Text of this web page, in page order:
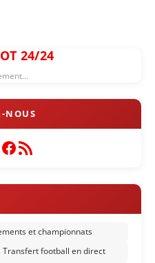
24/24
Facebook
Flux RSS
et championnats
Transfert football en direct